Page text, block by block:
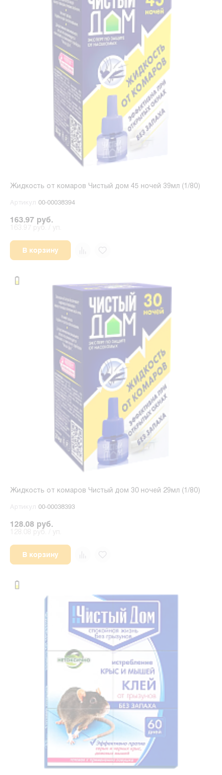
Жидкость от комаров Чистый дом 45 ночей 39мл (1/80)
Артикул 00-00038394
163.97 руб.
В корзину
Жидкость от комаров Чистый дом 30 ночей 29мл (1/80)
Артикул 00-00038393
128.08 руб.
В корзину